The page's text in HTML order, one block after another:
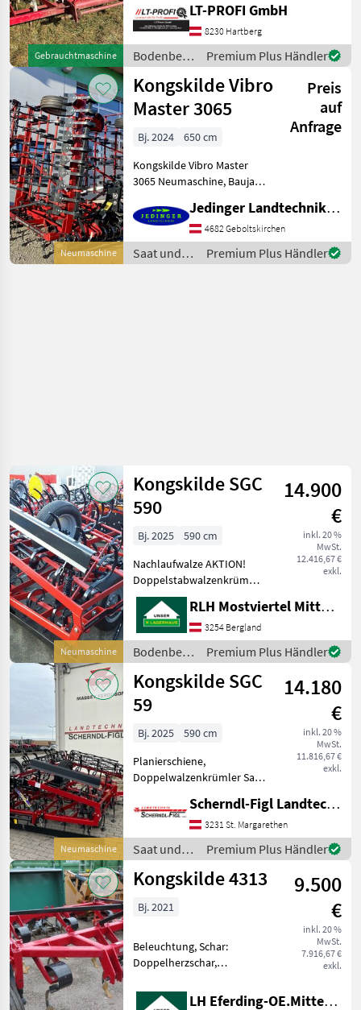
Gebrauchtmaschine
Federzinken,
Klappvorrichtung,
Nachlaufeinrichtung
Gebrauchte
Saatbeetkombination
Kongskilde SQ59
Dreipunkta
LT-PROFI GmbH
8230 Hartberg
Bodenbearbeitung
/
Kongskilde
Premium Plus Händler
Neumaschine
Kongskilde Vibro
Master 3065
Preis
auf
Anfrage
Bj. 2024
650 cm
Kongskilde Vibro Master
3065 Neumaschine, Baujahr
Rahmenbauweise (für
gleichmäßige
Bodenanpassung) mit 50
cm Rahmenhöhe 5
Jedinger Landtechnik GmbH
4682 Geboltskirchen
Saat und
Pflege /
Premium Plus Händler
Neumaschine
Kongskilde SGC
590
14.900
€
inkl. 20 %
MwSt.
12.416,67 €
exkl.
Bj. 2025
590 cm
Nachlaufwalze AKTION!
Doppelstabwalzenkrümmler,
gefedertes Planierschild
Bodenbearbeitung
Kultivatoren
RLH Mostviertel Mitte - Standort BERGLAND
3254 Bergland
Bodenbearbeitung
/
Kongskilde
Premium Plus Händler
Neumaschine
Kongskilde SGC
59
14.180
€
inkl. 20 %
MwSt.
11.816,67 €
exkl.
Bj. 2025
590 cm
Planierschiene,
Doppelwalzenkrümler Saat
Saatbeetkombinationen
Scherndl-Figl Landtechnik
3231 St. Margarethen
Saat und
Pflege /
Kongskilde
Premium Plus Händler
Kongskilde 4313
9.500
€
inkl. 20 %
MwSt.
7.916,67 €
exkl.
Bj. 2021
Beleuchtung, Schar:
Doppelherzschar,
Bodenbearbeitung Grubber
LH Eferding-OE.Mitte, Eferding